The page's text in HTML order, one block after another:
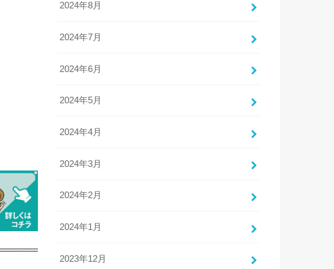
2024年8月
2024年7月
2024年6月
2024年5月
2024年4月
2024年3月
2024年2月
2024年1月
2023年12月